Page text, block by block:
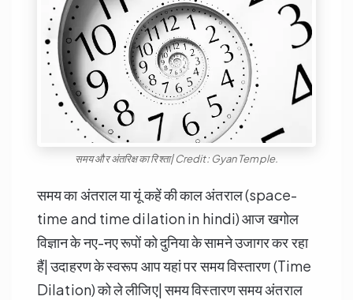
समय और अंतरिक्ष का रिश्ता| Credit: Gyan Temple.
समय का अंतराल या यूं कहें की काल अंतराल (space-
time and time dilation in hindi) आज खगोल
विज्ञान के नए-नए रूपों को दुनिया के सामने उजागर कर रहा
हैं| उदाहरण के स्वरूप आप यहां पर समय विस्तारण (Time
Dilation) को ले लीजिए| समय विस्तारण समय अंतराल